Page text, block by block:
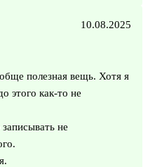
10.08.2025
полезная вещь. Хотя я
этого как-то не
не